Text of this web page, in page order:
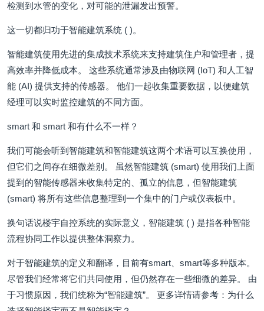
检测到水管的变化，对可能的泄漏发出预警。
这一切都归功于智能建筑系统 ( )。
智能建筑使用先进的集成技术系统来支持建筑住户和管理者，提
高效率并降低成本。 这些系统通常涉及由物联网 (IoT) 和人工智
能 (AI) 提供支持的传感器。 他们一起收集重要数据，以便建筑
经理可以实时监控建筑的不同方面。
smart 和 smart 和有什么不一样？
我们可能会听到智能建筑和智能建筑这两个术语可以互换使用，
但它们之间存在细微差别。 虽然智能建筑 (smart) 使用我们上面
提到的智能传感器来收集特定的、孤立的信息，但智能建筑
(smart) 将所有这些信息整理到一个集中的门户或仪表板中。
换句话说楼宇自控系统的实际意义，智能建筑 ( ) 是指各种智能
流程协同工作以提供整体洞察力。
对于智能建筑的定义和翻译，目前有smart、smart等多种版本。
尽管我们经常将它们共同使用，但仍然存在一些细微的差异。 由
于习惯原因，我们统称为“智能建筑”。 更多详情请参考：为什么